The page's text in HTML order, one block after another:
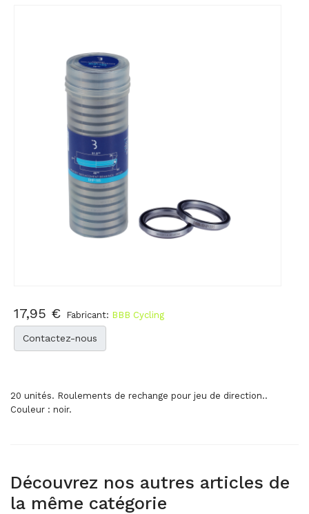
17,95 € Fabricant: BBB Cycling
Contactez-nous
20 unités. Roulements de rechange pour jeu de direction..
Couleur : noir.
Découvrez nos autres articles de
la même catégorie